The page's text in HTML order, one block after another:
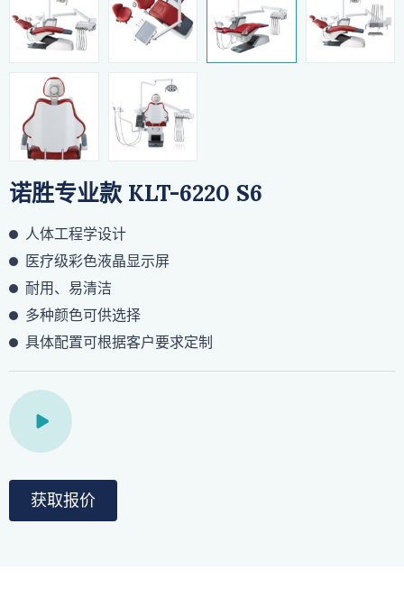
诺胜专业款 KLT-6220 S6
人体工程学设计
医疗级彩色液晶显示屏
耐用、易清洁
多种颜色可供选择
具体配置可根据客户要求定制
获取报价